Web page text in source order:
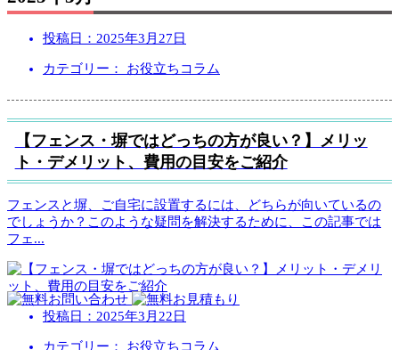
投稿日： 2025年3月27日
カテゴリー： お役立ちコラム
【フェンス・塀ではどっちの方が良い？】メリッ
ト・デメリット、費用の目安をご紹介
フェンスと塀、ご自宅に設置するには、どちらが向いているの
でしょうか？このような疑問を解決するために、この記事では
フェ ...
投稿日： 2025年3月22日
カテゴリー： お役立ちコラム